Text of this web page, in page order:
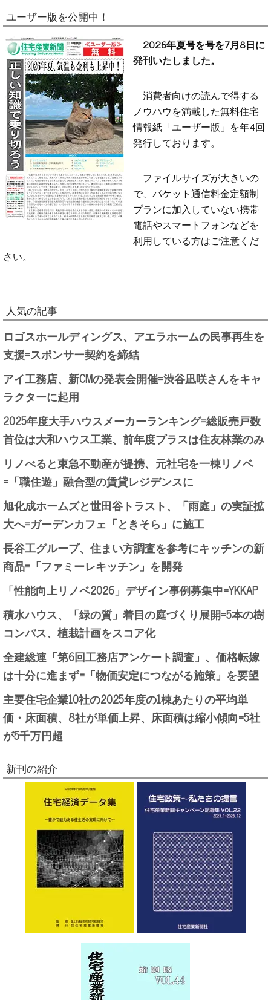
ユーザー版を公開中！
2026年夏号を号を7月8日に
発刊いたしました。
消費者向けの読んで得する
ノウハウを満載した無料住宅
情報紙「ユーザー版」を年4回
発行しております。
ファイルサイズが大きいの
で、パケット通信料金定額制
プランに加入していない携帯
電話やスマートフォンなどを
利用している方はご注意くだ
さい。
人気の記事
ロゴスホールディングス、アエラホームの民事再生を
支援=スポンサー契約を締結
アイ工務店、新CMの発表会開催=渋谷凪咲さんをキャ
ラクターに起用
2025年度大手ハウスメーカーランキング=総販売戸数
首位は大和ハウス工業、前年度プラスは住友林業のみ
リノべると東急不動産が提携、元社宅を一棟リノベ
=「職住遊」融合型の賃貸レジデンスに
旭化成ホームズと世田谷トラスト、「雨庭」の実証拡
大へ=ガーデンカフェ「ときそら」に施工
長谷工グループ、住まい方調査を参考にキッチンの新
商品=「ファミーレキッチン」を開発
「性能向上リノベ2026」デザイン事例募集中=YKKAP
積水ハウス、「緑の質」着目の庭づくり展開=5本の樹
コンパス、植栽計画をスコア化
全建総連「第6回工務店アンケート調査」、価格転嫁
は十分に進まず=「物価安定につながる施策」を要望
主要住宅企業10社の2025年度の1棟あたりの平均単
価・床面積、8社が単価上昇、床面積は縮小傾向=5社
が5千万円超
新刊の紹介